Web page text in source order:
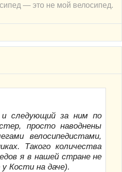
— это не мой велосипед.
и следующий за ним по
просто наводнены
велосипедистами,
Такого количества
я в нашей стране не
у Кости на даче).